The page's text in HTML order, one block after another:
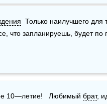
Только наилучшего для
что запланируешь, будет по
10—летие!   Любимый брат,